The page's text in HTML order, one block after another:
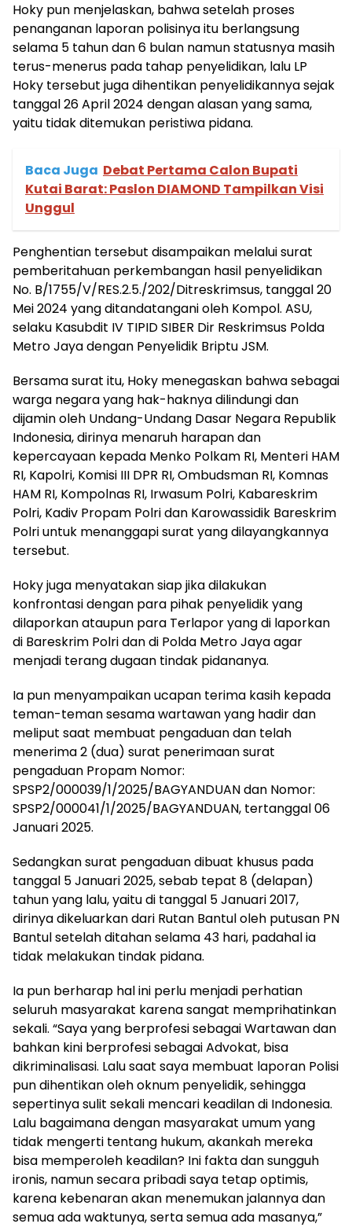
Hoky pun menjelaskan, bahwa setelah proses
penanganan laporan polisinya itu berlangsung
selama 5 tahun dan 6 bulan namun statusnya masih
terus-menerus pada tahap penyelidikan, lalu LP
Hoky tersebut juga dihentikan penyelidikannya sejak
tanggal 26 April 2024 dengan alasan yang sama,
yaitu tidak ditemukan peristiwa pidana.
Baca Juga Debat Pertama Calon Bupati
Kutai Barat: Paslon DIAMOND Tampilkan Visi
Unggul
Penghentian tersebut disampaikan melalui surat
pemberitahuan perkembangan hasil penyelidikan
No. B/1755/V/RES.2.5./202/Ditreskrimsus, tanggal 20
Mei 2024 yang ditandatangani oleh Kompol. ASU,
selaku Kasubdit IV TIPID SIBER Dir Reskrimsus Polda
Metro Jaya dengan Penyelidik Briptu JSM.
Bersama surat itu, Hoky menegaskan bahwa sebagai
warga negara yang hak-haknya dilindungi dan
dijamin oleh Undang-Undang Dasar Negara Republik
Indonesia, dirinya menaruh harapan dan
kepercayaan kepada Menko Polkam RI, Menteri HAM
RI, Kapolri, Komisi III DPR RI, Ombudsman RI, Komnas
HAM RI, Kompolnas RI, Irwasum Polri, Kabareskrim
Polri, Kadiv Propam Polri dan Karowassidik Bareskrim
Polri untuk menanggapi surat yang dilayangkannya
tersebut.
Hoky juga menyatakan siap jika dilakukan
konfrontasi dengan para pihak penyelidik yang
dilaporkan ataupun para Terlapor yang di laporkan
di Bareskrim Polri dan di Polda Metro Jaya agar
menjadi terang dugaan tindak pidananya.
Ia pun menyampaikan ucapan terima kasih kepada
teman-teman sesama wartawan yang hadir dan
meliput saat membuat pengaduan dan telah
menerima 2 (dua) surat penerimaan surat
pengaduan Propam Nomor:
SPSP2/000039/1/2025/BAGYANDUAN dan Nomor:
SPSP2/000041/1/2025/BAGYANDUAN, tertanggal 06
Januari 2025.
Sedangkan surat pengaduan dibuat khusus pada
tanggal 5 Januari 2025, sebab tepat 8 (delapan)
tahun yang lalu, yaitu di tanggal 5 Januari 2017,
dirinya dikeluarkan dari Rutan Bantul oleh putusan PN
Bantul setelah ditahan selama 43 hari, padahal ia
tidak melakukan tindak pidana.
Ia pun berharap hal ini perlu menjadi perhatian
seluruh masyarakat karena sangat memprihatinkan
sekali. “Saya yang berprofesi sebagai Wartawan dan
bahkan kini berprofesi sebagai Advokat, bisa
dikriminalisasi. Lalu saat saya membuat laporan Polisi
pun dihentikan oleh oknum penyelidik, sehingga
sepertinya sulit sekali mencari keadilan di Indonesia.
Lalu bagaimana dengan masyarakat umum yang
tidak mengerti tentang hukum, akankah mereka
bisa memperoleh keadilan? Ini fakta dan sungguh
ironis, namun secara pribadi saya tetap optimis,
karena kebenaran akan menemukan jalannya dan
semua ada waktunya, serta semua ada masanya,”